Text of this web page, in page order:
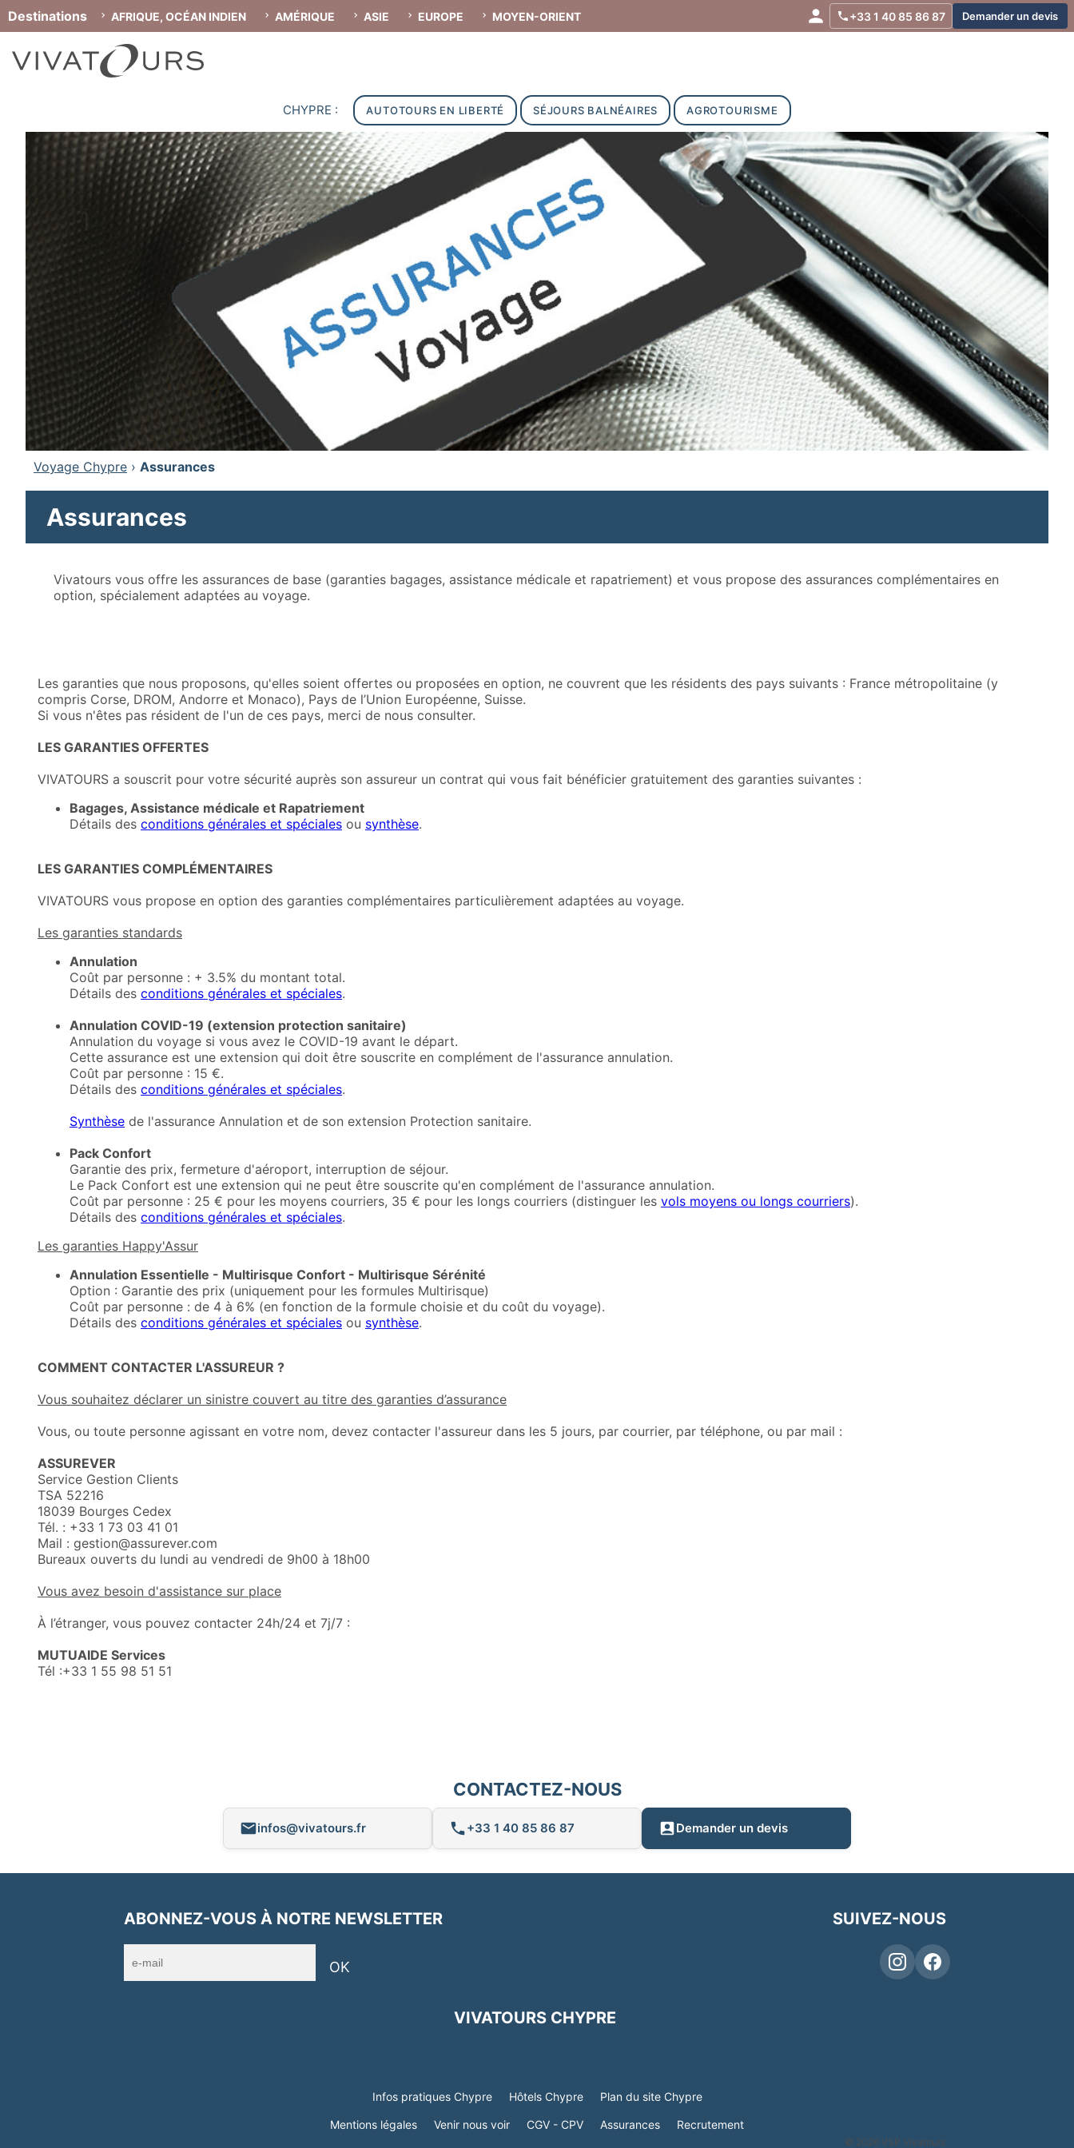
Voyage Chypre › Assurances
Assurances
Vivatours vous offre les assurances de base (garanties bagages, assistance médicale et rapatriement) et vous propose des assurances complémentaires en
option, spécialement adaptées au voyage.
Les garanties que nous proposons, qu'elles soient offertes ou proposées en option, ne couvrent que les résidents des pays suivants : France métropolitaine (y
compris Corse, DROM, Andorre et Monaco), Pays de l’Union Européenne, Suisse.
Si vous n'êtes pas résident de l'un de ces pays, merci de nous consulter.
LES GARANTIES OFFERTES
VIVATOURS a souscrit pour votre sécurité auprès son assureur un contrat qui vous fait bénéficier gratuitement des garanties suivantes :
Bagages, Assistance médicale et Rapatriement
Détails des conditions générales et spéciales ou synthèse.
LES GARANTIES COMPLÉMENTAIRES
VIVATOURS vous propose en option des garanties complémentaires particulièrement adaptées au voyage.
Les garanties standards
Annulation
Coût par personne : + 3.5% du montant total.
Détails des conditions générales et spéciales.
Annulation COVID-19 (extension protection sanitaire)
Annulation du voyage si vous avez le COVID-19 avant le départ.
Cette assurance est une extension qui doit être souscrite en complément de l'assurance annulation.
Coût par personne : 15 €.
Détails des conditions générales et spéciales.
Synthèse de l'assurance Annulation et de son extension Protection sanitaire.
Pack Confort
Garantie des prix, fermeture d'aéroport, interruption de séjour.
Le Pack Confort est une extension qui ne peut être souscrite qu'en complément de l'assurance annulation.
Coût par personne : 25 € pour les moyens courriers, 35 € pour les longs courriers (distinguer les vols moyens ou longs courriers).
Détails des conditions générales et spéciales.
Les garanties Happy'Assur
Annulation Essentielle - Multirisque Confort - Multirisque Sérénité
Option : Garantie des prix (uniquement pour les formules Multirisque)
Coût par personne : de 4 à 6% (en fonction de la formule choisie et du coût du voyage).
Détails des conditions générales et spéciales ou synthèse.
COMMENT CONTACTER L'ASSUREUR ?
Vous souhaitez déclarer un sinistre couvert au titre des garanties d’assurance
Vous, ou toute personne agissant en votre nom, devez contacter l'assureur dans les 5 jours, par courrier, par téléphone, ou par mail :
ASSUREVER
Service Gestion Clients
TSA 52216
18039 Bourges Cedex
Tél. : +33 1 73 03 41 01
Mail : gestion@assurever.com
Bureaux ouverts du lundi au vendredi de 9h00 à 18h00
Vous avez besoin d'assistance sur place
À l’étranger, vous pouvez contacter 24h/24 et 7j/7 :
MUTUAIDE Services
Tél :+33 1 55 98 51 51
CONTACTEZ-NOUS
infos@vivatours.fr +33 1 40 85 86 87 Demander un devis
ABONNEZ-VOUS À NOTRE NEWSLETTER
OK
SUIVEZ-NOUS
VIVATOURS CHYPRE
Infos pratiques Chypre Hôtels Chypre Plan du site Chypre
Mentions légales Venir nous voir CGV - CPV Assurances Recrutement
© 2026 VSP Vivatours
+33 1 40 85 86 87 Demander un devis
Destinations AFRIQUE, OCÉAN INDIEN AMÉRIQUE ASIE EUROPE MOYEN-ORIENT
CHYPRE : AUTOTOURS EN LIBERTÉ SÉJOURS BALNÉAIRES AGROTOURISME